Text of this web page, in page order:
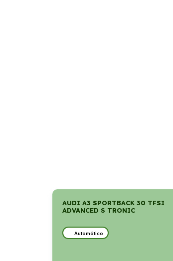
AUDI A3 SPORTBACK 30 TFSI
ADVANCED S TRONIC
Automático